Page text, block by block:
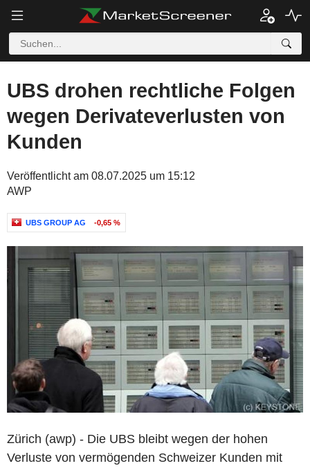
UBS drohen rechtliche Folgen
wegen Derivateverlusten von
Kunden
Veröffentlicht am 08.07.2025 um 15:12
AWP
UBS GROUP AG -0,65 %
Zürich (awp) - Die UBS bleibt wegen der hohen
Verluste von vermögenden Schweizer Kunden mit